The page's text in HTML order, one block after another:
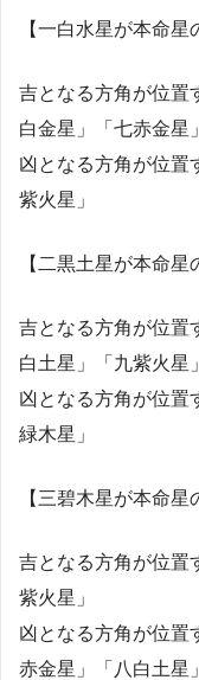
【一白水星が本命星
吉となる方角が位置
白金星」「七赤金星」
凶となる方角が位置
紫火星」
【二黒土星が本命星
吉となる方角が位置
白土星」「九紫火星」
凶となる方角が位置
緑木星」
【三碧木星が本命星
吉となる方角が位置
紫火星」
凶となる方角が位置
赤金星」「八白土星」